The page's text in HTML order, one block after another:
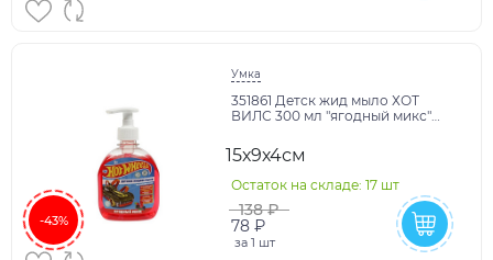
-43%
Умка
351861 Детск жид мыло ХОТ
ВИЛС 300 мл "ягодный микс"
кор.8шт
15х9х4см
Остаток на складе: 17 шт
138 ₽
78 ₽
за 1 шт